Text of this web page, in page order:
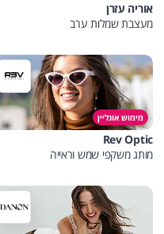
אוריה עזרן
מעצבת שמלות ערב
מימוש אונליין
Rev Optic
מותג משקפי שמש וראייה